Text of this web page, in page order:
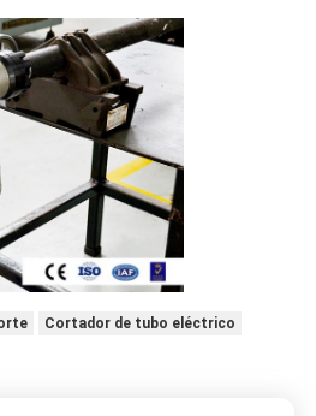
Cortador de tubo eléctrico